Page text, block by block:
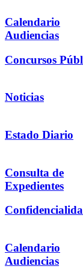
Calendario
Audiencias
Concursos
Noticias
Estado Diario
Consulta de
Expedientes
Calendario
Audiencias